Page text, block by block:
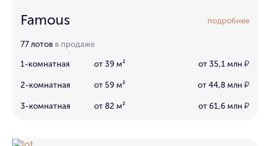
Famous подробнее
77 лотов в продаже
1-комнатная от 39 м² от 35,1 млн ₽
2-комнатная от 59 м² от 44,8 млн ₽
3-комнатная от 82 м² от 61,6 млн ₽